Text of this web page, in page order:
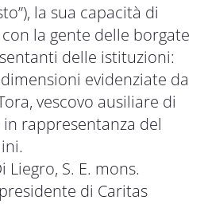
la sua capacità di
la gente delle borgate
delle istituzioni:
evidenziate da
vescovo ausiliare di
rappresentanza del
Liegro, S. E. mons.
di Caritas